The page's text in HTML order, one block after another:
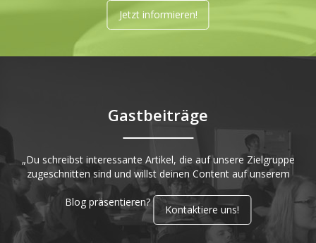
Jetzt informieren!
Gastbeiträge
„Du schreibst interessante Artikel, die auf unsere Zielgruppe
zugeschnitten sind und willst deinen Content auf unserem
Blog präsentieren?
Kontaktiere uns!